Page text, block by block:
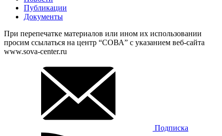
Публикации
Документы
При перепечатке материалов или ином их использовании
просим ссылаться на центр “СОВА” с указанием веб-сайта
www.sova-center.ru
Подписка